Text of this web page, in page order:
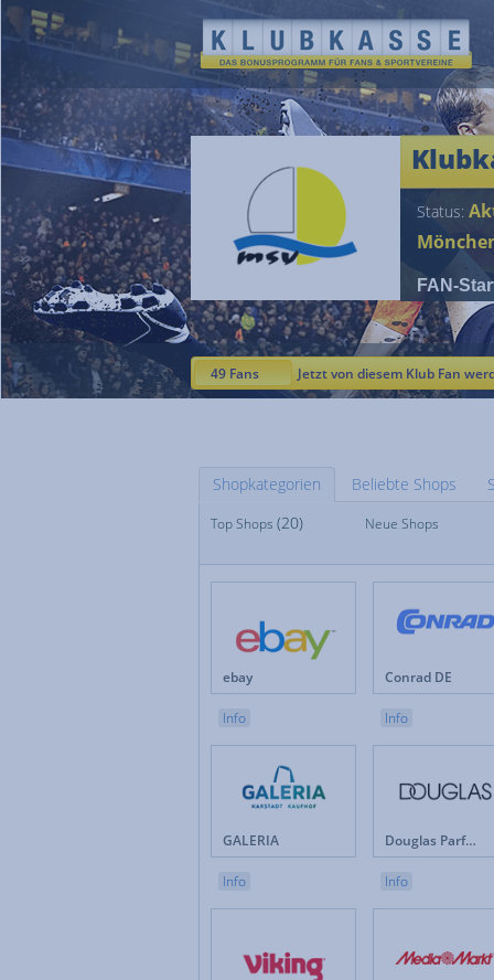
Status:
FAN-
49 Fans Jetzt von diesem Klub Fan
Shopkategorien Beliebte Shops
Top Shops
Apotheken
Baby & Kinder
Blumen
Brillen & Kontaktlinsen
Bücher & Zeitschriften
Büro & Betrieb
Elektronik & Haushaltgeräte
Energieversorger
Versicherungen & Finanzen
Weihnachten
Top Shops (20) Neue Shops
ebay
Info
Conrad DE
Info
GALERIA
Info
Douglas Parfümerie DE
Info